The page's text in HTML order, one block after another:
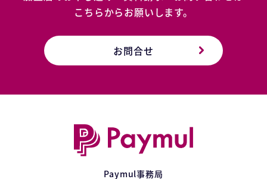
こちらからお願いします。
お問合せ
Paymul事務局